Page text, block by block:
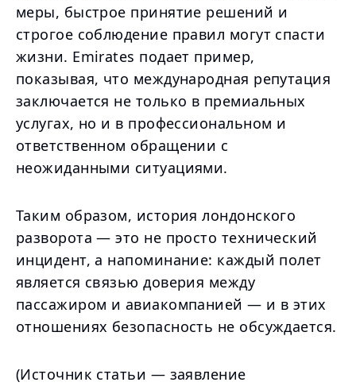
меры, быстрое принятие решений и
строгое соблюдение правил могут спасти
жизни. Emirates подает пример,
показывая, что международная репутация
заключается не только в премиальных
услугах, но и в профессиональном и
ответственном обращении с
неожиданными ситуациями.
Таким образом, история лондонского
разворота — это не просто технический
инцидент, а напоминание: каждый полет
является связью доверия между
пассажиром и авиакомпанией — и в этих
отношениях безопасность не обсуждается.
(Источник статьи — заявление